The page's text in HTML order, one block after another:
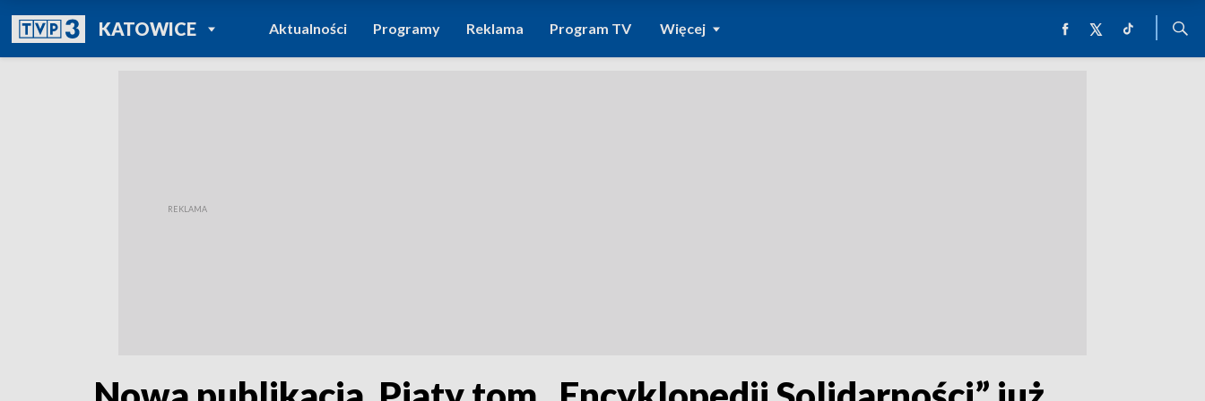
KATOWICEPOWRÓT DO
TVP REGIONY
Aktualności Programy Reklama Program TV Więcej